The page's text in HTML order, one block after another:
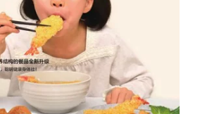
電子/紙本書
HOT